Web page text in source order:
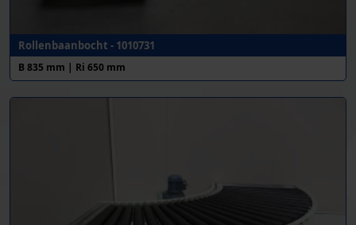
Rollenbaanbocht - 1010731
B 835 mm | Ri 650 mm